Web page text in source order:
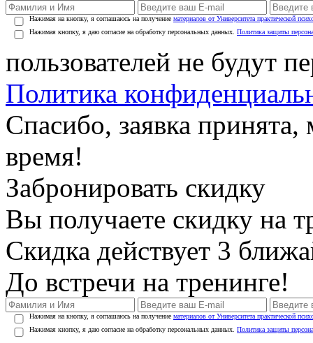
Нажимая на кнопку, я соглашаюсь на получение материалов от Университета практической
Нажимая кнопку, я даю согласие на обработку персональных данных. Политика защиты
пользователей не будут
Политика
Спасибо, заявка
время!
Забронировать скидку
Вы получаете скидку на
Скидка действует 3
До встречи на тренинге!
Нажимая на кнопку, я соглашаюсь на получение материалов от Университета практической
Нажимая кнопку, я даю согласие на обработку персональных данных. Политика защиты